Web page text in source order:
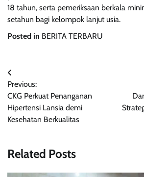
18 tahun, serta pemeriksaan berkala
setahun bagi kelompok lanjut usia.
Posted in BERITA TERBARU
Post
navigation
Previous:
CKG Perkuat Penanganan
Hipertensi Lansia demi
Kesehatan Berkualitas
Related Posts